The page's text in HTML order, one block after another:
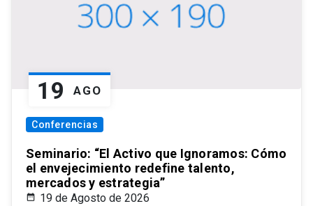
19 AGO
Conferencias
Seminario: “El Activo que Ignoramos: Cómo
el envejecimiento redefine talento,
mercados y estrategia”
19 de Agosto de 2026